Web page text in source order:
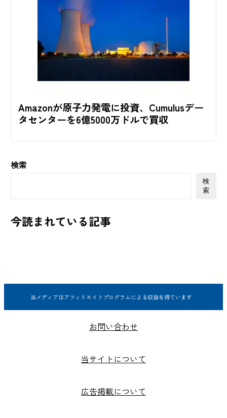
Amazonが原子力発電に投資、Cumulusデー
タセンターを6億5000万ドルで買収
検索
検
索
今読まれている記事
当メディアはアフィリエイトプログラムによる収益を得ています
お問い合わせ
当サイトについて
広告掲載について